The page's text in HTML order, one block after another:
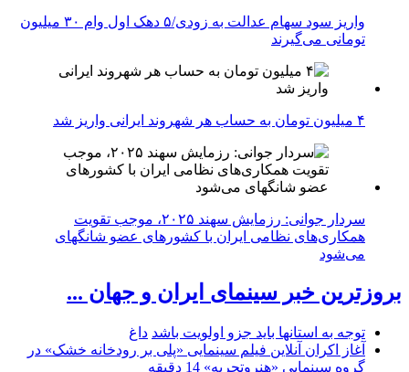
واریز سود سهام عدالت به زودی/۵ دهک اول وام ۳۰ میلیون
تومانی می‌گیرند
۴ میلیون تومان به حساب هر شهروند ایرانی واریز شد
سردار جوانی: رزمایش سهند ۲۰۲۵، موجب تقویت
همکاری‌های نظامی ایران با کشور‌های عضو شانگهای
می‌شود
بروزترین خبر سینمای ایران و جهان ...
توجه به استانها باید جزو اولویت باشد داغ
آغاز اکران آنلاین فیلم سینمایی «پلی بر رودخانه خشک» در
گروه سینمایی «هنروتجربه» 14 دقیقه